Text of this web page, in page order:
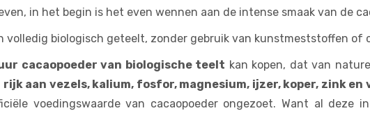
in het begin is het even wennen aan de intense smaak van de
volledig biologisch geteelt, zonder gebruik van kunstmeststoffen of
cacaopoeder van biologische teelt kan kopen, dat van
rijk aan vezels, kalium, fosfor, magnesium, ijzer, koper, zink en
voedingswaarde van cacaopoeder ongezoet. Want al deze